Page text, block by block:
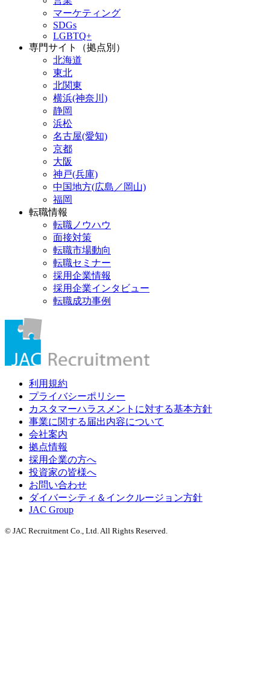
マーケティング
SDGs
LGBTQ+
専門サイト（拠点別）
北海道
東北
北関東
横浜(神奈川)
静岡
浜松
名古屋(愛知)
京都
大阪
神戸(兵庫)
中国地方(広島／岡山)
福岡
転職情報
転職ノウハウ
面接対策
転職市場動向
転職セミナー
採用企業情報
採用企業インタビュー
転職成功事例
利用規約
プライバシーポリシー
カスタマーハラスメントに対する基本方針
事業に関する届出内容について
会社案内
拠点情報
採用企業の方へ
投資家の皆様へ
お問い合わせ
ダイバーシティ＆インクルージョン方針
JAC Group
© JAC Recruitment Co., Ltd. All Rights Reserved.